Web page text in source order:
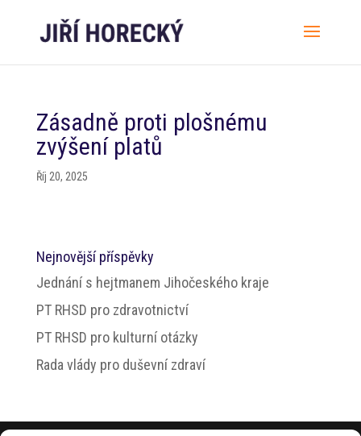
Zásadně proti plošnému
zvýšení platů
Říj 20, 2025
Nejnovější příspěvky
Jednání s hejtmanem Jihočeského kraje
PT RHSD pro zdravotnictví
PT RHSD pro kulturní otázky
Rada vlády pro duševní zdraví